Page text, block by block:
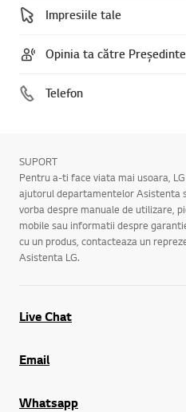
Impresiile tale
Opinia ta către Președinte
Telefon
SUPORT
Pentru a-ti face viata mai usoara,
ajutorul departamentelor Asistenta
vorba despre manuale de utilizare,
mobile sau informatii despre
cu un produs, contacteaza un
Asistenta LG.
Live Chat
Email
Whatsapp